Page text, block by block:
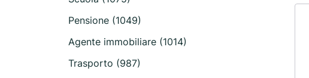
Pensione (1049)
Agente immobiliare (1014)
Trasporto (987)